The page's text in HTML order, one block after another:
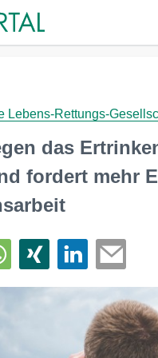
Lebens-Rettungs-
das
fordert mehr